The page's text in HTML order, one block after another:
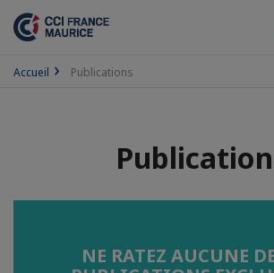
Accueil Publications
NE RATEZ AUCUNE